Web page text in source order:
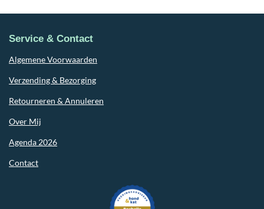
Service & Contact
Algemene Voorwaarden
Verzending & Bezorging
Retourneren & Annuleren
Over Mij
Agenda 2026
Contact